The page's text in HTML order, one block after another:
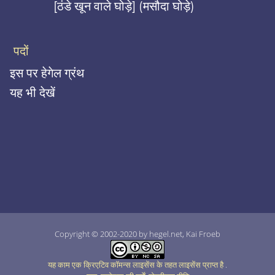
[ठंडे खून वाले घोड़े] (मसौदा घोड़े)
पदों
इस पर हेगेल ग्रंथ
यह भी देखें
Copyright © 2002-2020 by hegel.net, Kai Froeb
यह काम एक क्रिएटिव कॉमन्स लाइसेंस के तहत लाइसेंस प्राप्त है.